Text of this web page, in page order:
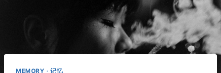
MEMORY · 记忆